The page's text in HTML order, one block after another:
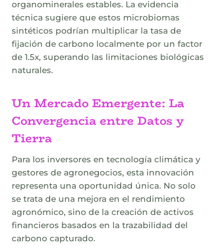
organominerales estables. La evidencia
técnica sugiere que estos microbiomas
sintéticos podrían multiplicar la tasa de
fijación de carbono localmente por un factor
de 1.5x, superando las limitaciones biológicas
naturales.
Un Mercado Emergente: La
Convergencia entre Datos y
Tierra
Para los inversores en tecnología climática y
gestores de agronegocios, esta innovación
representa una oportunidad única. No solo
se trata de una mejora en el rendimiento
agronómico, sino de la creación de activos
financieros basados en la trazabilidad del
carbono capturado.